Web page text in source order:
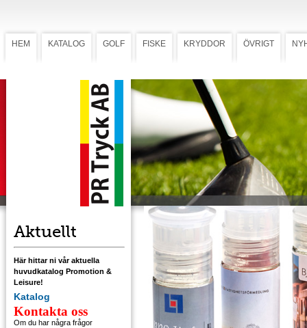
HEM KATALOG GOLF FISKE KRYDDOR ÖVRIGT
Aktuellt
Här hittar ni vår aktuella
huvudkatalog Promotion &
Leisure!
Katalog
Kontakta oss
Om du har några frågor
Kryddburkar med världens smaker
Kryddburkar med
världens smaker
Färdigmalda kryddblandningar med smaker
från öst till väst. Öppna och krydda, klart!
Ladda ner mall med tryckstorlek